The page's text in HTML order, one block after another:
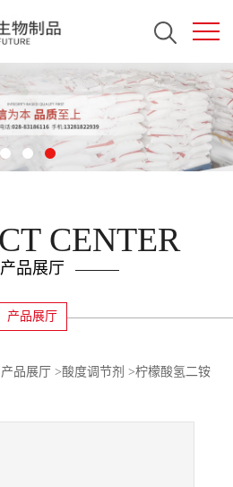
CENTER
产品展厅
产品展厅
产品展厅 >酸度调节剂 >柠檬酸氢二铵